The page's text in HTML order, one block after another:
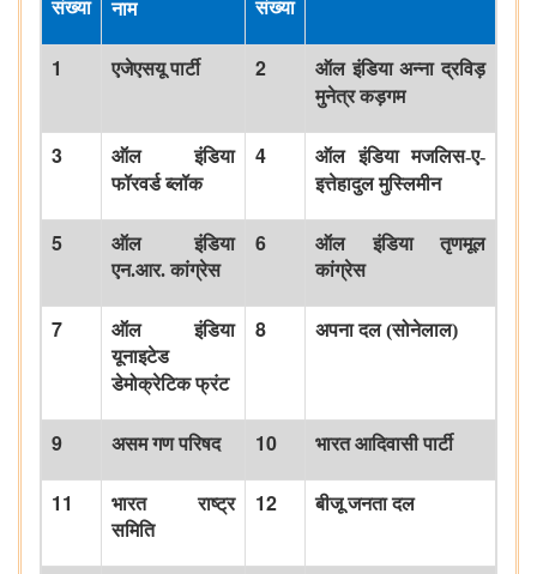
संख्या नाम संख्या
1 एजेएसयू पार्टी 2 ऑल इंडिया अन्ना द्रविड़
मुनेत्र कड़गम
3 ऑल
इंडिया
फॉरवर्ड ब्लॉक
4 ऑल इंडिया मजलिस-ए-
इत्तेहादुल मुस्लिमीन
5 ऑल
इंडिया
एन.आर.कांग्रेस
6 ऑल इंडिया
तृणमूल
कांग्रेस
7 ऑल
इंडिया
यूनाइटेड
डेमोक्रेटिक फ्रंट
8 अपना दल(सोनेलाल)
9 असम गण परिषद 10 भारत आदिवासी पार्टी
11 भारत
राष्ट्र
समिति
12 बीजू जनता दल